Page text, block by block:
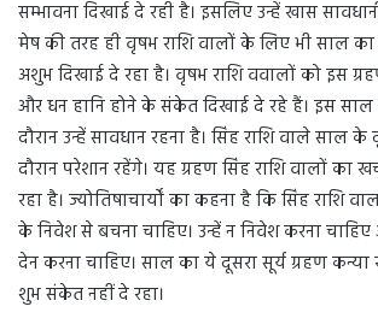
सम्भावना दिखाई दे रही है। इसलिए उन्हें खास
मेष की तरह ही वृषभ राशि वालों के लिए भी साल का
अशुभ दिखाई दे रहा है। वृषभ राशि ववालों को इस
और धन हानि होने के संकेत दिखाई दे रहे हैं। इस
दौरान उन्हें सावधान रहना है। सिंह राशि वाले साल
दौरान परेशान रहेंगे। यह ग्रहण सिंह राशि वालों का
रहा है। ज्योतिषाचार्यों का कहना है कि सिंह राशि
के निवेश से बचना चाहिए। उन्हें न निवेश करना
देन करना चाहिए। साल का ये दूसरा सूर्य ग्रहण कन्या
शुभ संकेत नहीं दे रहा।